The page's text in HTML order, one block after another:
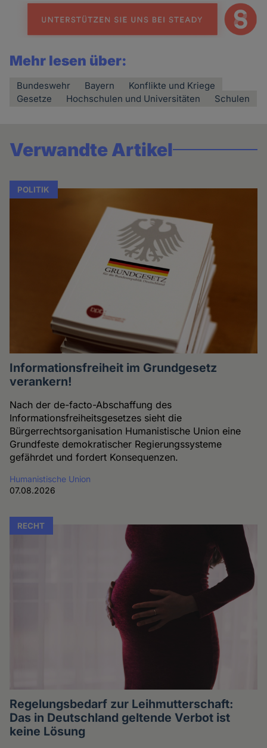
Mehr lesen über:
Bundeswehr Bayern
Konflikte und Kriege
Gesetze
Hochschulen und Universitäten Schulen
Verwandte Artikel
POLITIK
Informationsfreiheit im Grundgesetz
verankern!
Nach der de-facto-Abschaffung des
Informationsfreiheitsgesetzes sieht die
Bürgerrechtsorganisation Humanistische Union eine
Grundfeste demokratischer Regierungssysteme
gefährdet und fordert Konsequenzen.
Humanistische Union
07.08.2026
RECHT
Regelungsbedarf zur Leihmutterschaft:
Das in Deutschland geltende Verbot ist
keine Lösung